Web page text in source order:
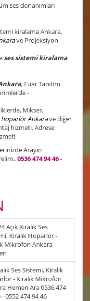
ses donanımları
kiralama Ankara,
ve Projeksiyon
ses sistemi kiralama
, Fuar Tanıtım
-
Mikser,
hoparlör Ankarave diğer
hizmeti. Adrese
Arayın
0536 474 94 46 -
Açık Kiralık Ses
Kiralık Hoparlör -
Mikrofon Ankara
Ses Sistemi, Kiralık
- Kiralık Mikrofon
Hemen Ara 0536 474
- 0552 474 94 46